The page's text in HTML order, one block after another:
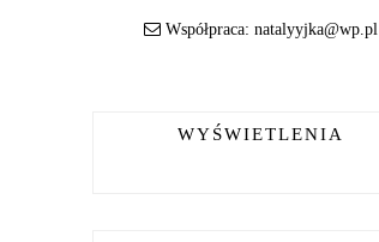
Współpraca: natalyyjka@wp.pl
WYŚWIETLENIA